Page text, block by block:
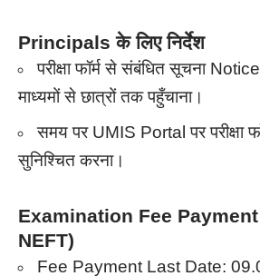
Principals के लिए निर्देश
परीक्षा फॉर्म से संबंधित सूचना
माध्यमों से छात्रों तक पहुँचाना।
समय पर UMIS Portal पर परीक्षा
सुनिश्चित करना।
Examination Fee Payment
NEFT)
Fee Payment Last Date: